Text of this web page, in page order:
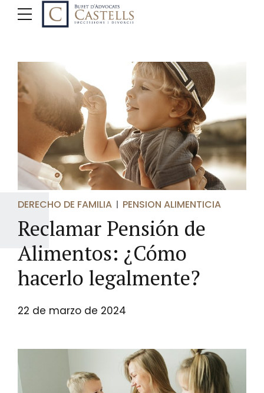
DERECHO DE FAMILIA PENSION ALIMENTICIA
Reclamar Pensión de
Alimentos: ¿Cómo
hacerlo legalmente?
22 de marzo de 2024